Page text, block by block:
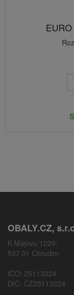
OBALY.CZ,
K Májovu 1229,
537 01 Chrudim
IČO: 25113224
DIČ: CZ25113224